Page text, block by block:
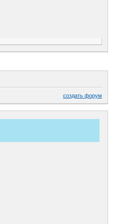
создать форум